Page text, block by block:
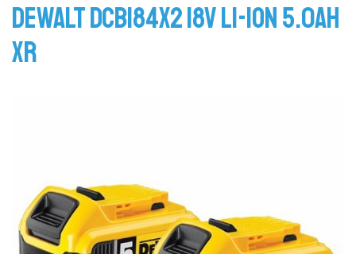
Dewalt DCB184X2 18V Li-Ion 5.0ah
XR